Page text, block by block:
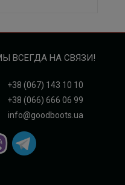
ВСЕГДА НА СВЯЗИ!
+38 (067) 143 10 10
+38 (066) 666 06 99
info@goodboots.ua